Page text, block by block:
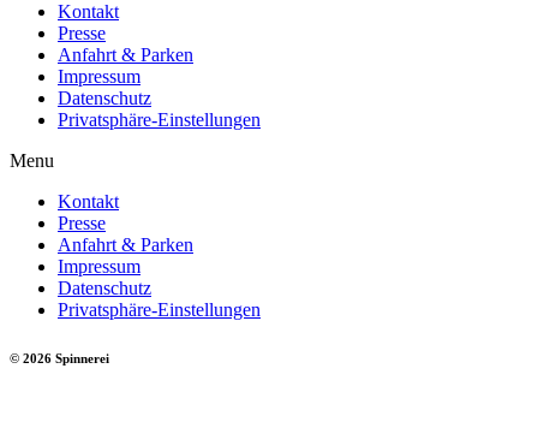
Kontakt
Presse
Anfahrt & Parken
Impressum
Datenschutz
Privatsphäre-Einstellungen
Menu
Kontakt
Presse
Anfahrt & Parken
Impressum
Datenschutz
Privatsphäre-Einstellungen
© 2026 Spinnerei